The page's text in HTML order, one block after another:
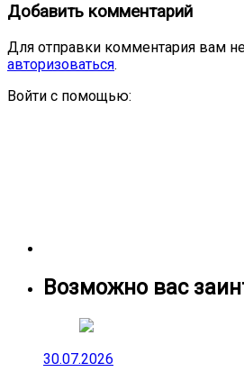
Добавить комментарий
Для отправки комментария вам
авторизоваться.
Войти с помощью:
Возможно вас
30.07.2026